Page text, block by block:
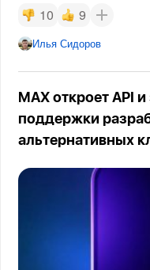
10 9
Илья Сидоров
MAX откроет API
поддержки
альтернативных